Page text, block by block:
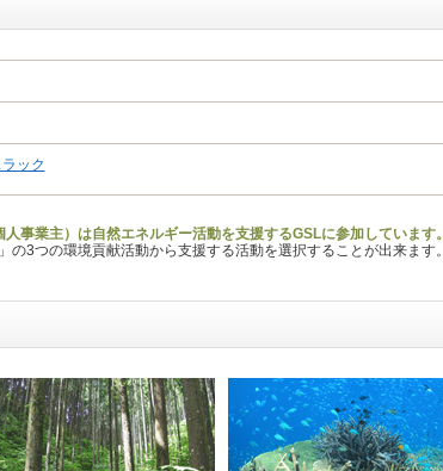
ック
事業主）は自然エネルギー活動を支援するGSLに参加しています。
3つの環境貢献活動から支援する活動を選択することが出来ます。